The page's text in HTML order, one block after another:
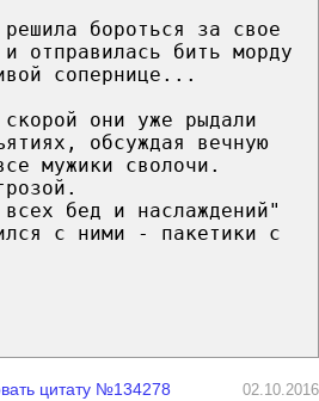
бороться за свое
отправилась бить морду
сопернице...
они уже рыдали
обсуждая вечную
мужики сволочи.
бед и наслаждений"
с ними - пакетики с
цитату №134278 02.10.2016